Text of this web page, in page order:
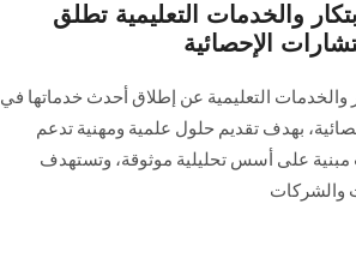
والخدمات التعليمية تطلق
الإحصائية
التعليمية عن إطلاق أحدث خدماتها في
بهدف تقديم حلول علمية ومهنية تدعم
مبنية على أسس تحليلية موثوقة، وتستهدف
والشركات